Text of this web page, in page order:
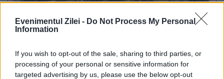
Evenimentul Zilei - Do Not Process My Personal
Information
If you wish to opt-out of the sale, sharing to third parties, or
processing of your personal or sensitive information for
targeted advertising by us, please use the below opt-out
PSD cere activarea mecanismului european
de urgență pentru energie și susține